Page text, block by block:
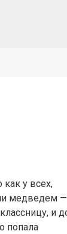
у всех,
медведем —
и
попала